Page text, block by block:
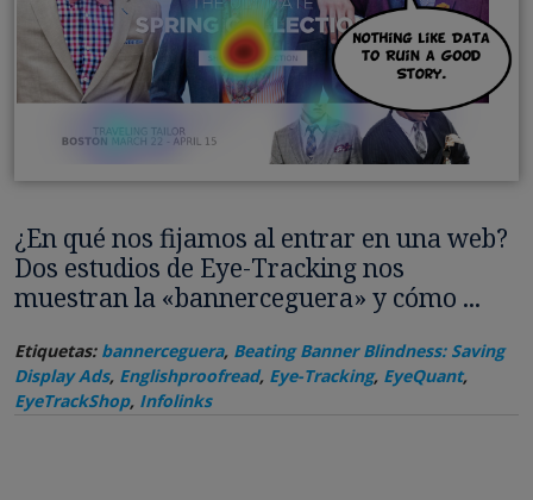
¿En qué nos fijamos al entrar en una web?
Dos estudios de Eye-Tracking nos
muestran la «bannerceguera» y cómo ...
Etiquetas: bannerceguera, Beating Banner Blindness: Saving
Display Ads, Englishproofread, Eye-Tracking, EyeQuant,
EyeTrackShop, Infolinks